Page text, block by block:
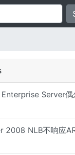
Server偶
2008 NLB不响应